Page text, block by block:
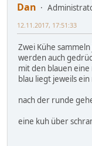
Dan
12.11.2017, 17:51:33
Zwei Kühe
werden auch
mit den blauen
blau liegt jeweils
nach der runde
eine kuh über